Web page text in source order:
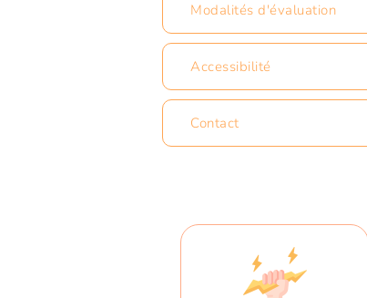
Modalités d'évaluation
Accessibilité
Contact